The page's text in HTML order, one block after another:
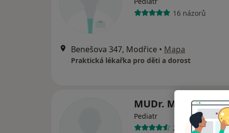
16 názorů
Benešova 347, Modřice • Mapa
Praktická lékařka pro děti a dorost
MUDr. Milada
Pediatr
26 názorů